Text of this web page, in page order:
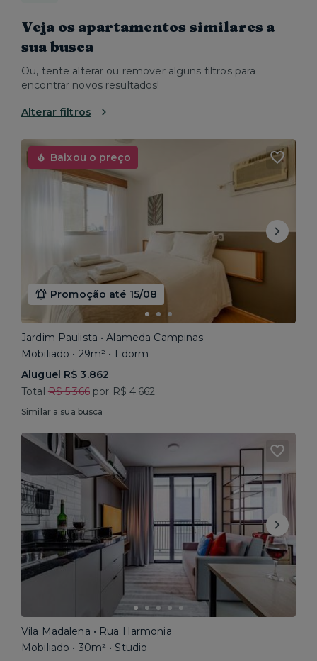
Veja os apartamentos similares a
sua busca
Ou, tente alterar ou remover alguns filtros para
encontrar novos resultados!
Alterar filtros
Baixou o preço
Promoção até 15/08
Jardim Paulista • Alameda Campinas
Mobiliado • 29m² • 1 dorm
Aluguel R$ 3.862
Total R$ 5.366por R$ 4.662
Similar a sua busca
Vila Madalena • Rua Harmonia
Mobiliado • 30m² • Studio